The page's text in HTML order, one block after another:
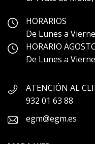
HORARIOS
De Lunes a
HORARIO
De Lunes a
ATENCIÓN AL
932 01 63 88
egm@egm.es